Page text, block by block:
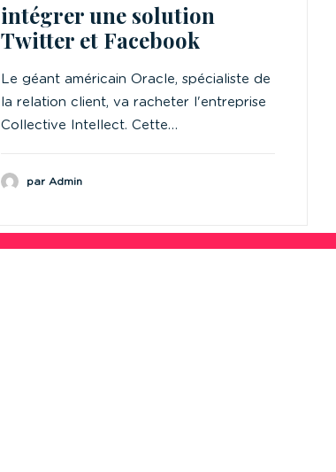
intégrer une solution
Twitter et Facebook
Le géant américain Oracle, spécialiste de
la relation client, va racheter l'entreprise
Collective Intellect. Cette…
par Admin